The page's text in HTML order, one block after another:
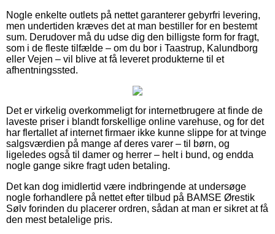
Nogle enkelte outlets på nettet garanterer gebyrfri levering,
men undertiden kræves det at man bestiller for en bestemt
sum. Derudover må du udse dig den billigste form for fragt,
som i de fleste tilfælde – om du bor i Taastrup, Kalundborg
eller Vejen – vil blive at få leveret produkterne til et
afhentningssted.
Det er virkelig overkommeligt for internetbrugere at finde de
laveste priser i blandt forskellige online varehuse, og for det
har flertallet af internet firmaer ikke kunne slippe for at tvinge
salgsværdien på mange af deres varer – til børn, og
ligeledes også til damer og herrer – helt i bund, og endda
nogle gange sikre fragt uden betaling.
Det kan dog imidlertid være indbringende at undersøge
nogle forhandlere på nettet efter tilbud på BAMSE Ørestik
Sølv forinden du placerer ordren, sådan at man er sikret at få
den mest betalelige pris.